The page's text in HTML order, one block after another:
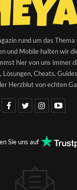
rund um das Thema
und Mobile halten wir
hier von uns immer
Lösungen, Cheats,
Herzblut von echten
Sie uns auf